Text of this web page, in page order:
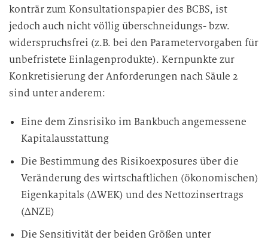
konträr zum Konsultationspapier des BCBS, ist
jedoch auch nicht völlig überschneidungs- bzw.
widerspruchsfrei (z.B. bei den Parametervorgaben für
unbefristete Einlagenprodukte). Kernpunkte zur
Konkretisierung der Anforderungen nach Säule 2
sind unter anderem:
Eine dem Zinsrisiko im Bankbuch angemessene
Kapitalausstattung
Die Bestimmung des Risikoexposures über die
Veränderung des wirtschaftlichen (ökonomischen)
Eigenkapitals (ΔWEK) und des Nettozinsertrags
(ΔNZE)
Die Sensitivität der beiden Größen unter